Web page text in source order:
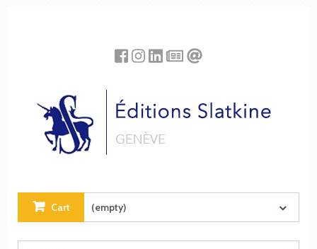
Cart (empty)